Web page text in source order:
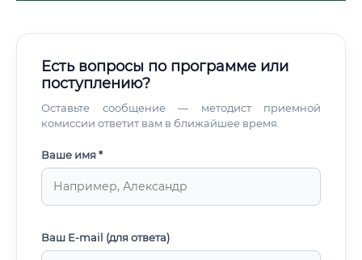
Есть вопросы по программе или
поступлению?
Оставьте сообщение — методист приемной
комиссии ответит вам в ближайшее время.
Ваше имя *
Ваш E-mail (для ответа)